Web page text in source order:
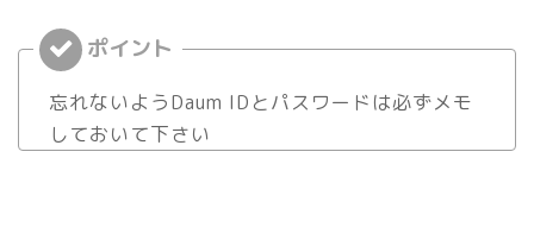
忘れないようDaum IDとパスワードは必ずメモ
しておいて下さい